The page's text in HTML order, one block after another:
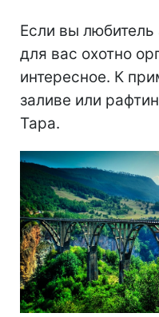
Если вы любитель
для вас охотно
интересное. К
заливе или
Тара.